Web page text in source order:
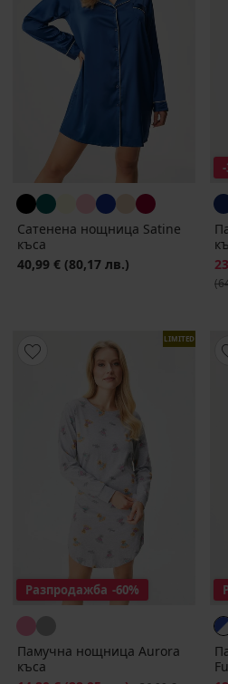
Сатенена нощница Satinе
къса
40,99 € (80,17 лв.)
LIMITED
Разпродажба -60%
Памучна нощница Aurora
къса